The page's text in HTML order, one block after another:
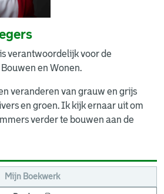
verantwoordelijk voor de
en Wonen.
veranderen van grauw en grijs
en groen. Ik kijk ernaar uit om
verder te bouwen aan de
Mijn Boekwerk